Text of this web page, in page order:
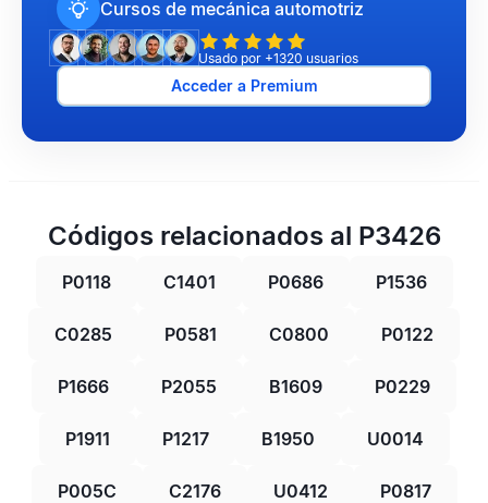
Cursos de mecánica automotriz
Usado por +1320 usuarios
Acceder a Premium
Códigos relacionados al P3426
P0118 C1401 P0686 P1536
C0285 P0581 C0800 P0122
P1666 P2055 B1609 P0229
P1911 P1217 B1950 U0014
P005C C2176 U0412 P0817